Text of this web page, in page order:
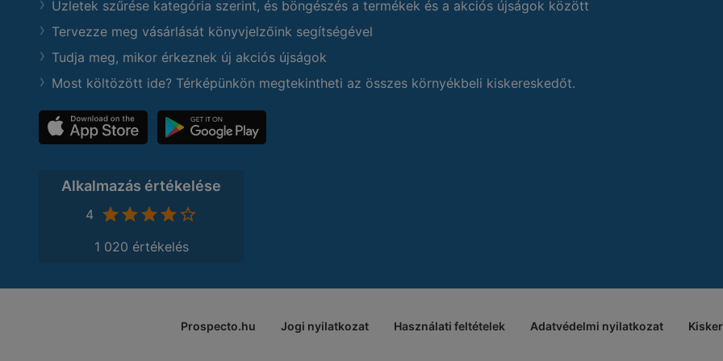
Üzletek szűrése kategória szerint, és böngészés a termékek és a akciós újságok között
Tervezze meg vásárlását könyvjelzőink segítségével
Tudja meg, mikor érkeznek új akciós újságok
Most költözött ide? Térképünkön megtekintheti az összes környékbeli kiskereskedőt.
Alkalmazás értékelése
4
1 020 értékelés
Prospecto.hu Jogi nyilatkozat Használati feltételek Adatvédelmi nyilatkozat